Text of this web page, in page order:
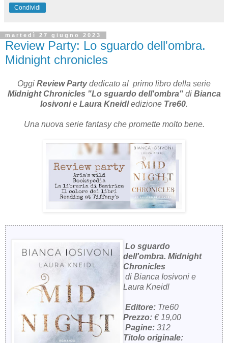
Condividi
martedì 27 giugno 2023
Review Party: Lo sguardo dell'ombra.
Midnight chronicles
Oggi Review Partydedicato al primo libro della serie
Midnight Chronicles "Lo sguardo dell'ombra"di Bianca
Iosivonie Laura Kneidledizione Tre60.
Una nuova serie fantasy che promette molto bene.
Lo sguardo
dell'ombra. Midnight
Chronicles
di Bianca Iosivoni e
Laura Kneidl
Editore: Tre60
Prezzo:€ 19,00
Pagine: 312
Titolo originale: